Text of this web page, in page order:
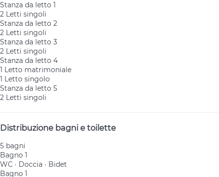
Stanza da letto 1
2 Letti singoli
Stanza da letto 2
2 Letti singoli
Stanza da letto 3
2 Letti singoli
Stanza da letto 4
1 Letto matrimoniale
1 Letto singolo
Stanza da letto 5
2 Letti singoli
Distribuzione bagni e toilette
5 bagni
Bagno 1
WC · Doccia · Bidet
Bagno 1